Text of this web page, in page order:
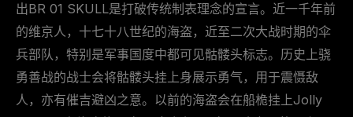
出BR 01 SKULL是打破传统制表理念的宣言。近一千年前
的维京人，十七十八世纪的海盗，近至二次大战时期的伞
兵部队，特别是军事国度中都可见骷髅头标志。历史上骁
勇善战的战士会将骷髅头挂上身展示勇气，用于震慑敌
人，亦有催吉避凶之意。以前的海盗会在船桅挂上Jolly